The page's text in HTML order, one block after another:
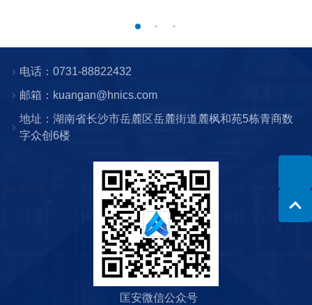
电话：0731-88822432
邮箱：kuangan@hnics.com
地址：湖南省长沙市岳麓区岳麓街道麓枫和苑5栋青商数
字众创6楼
匡安微信公众号